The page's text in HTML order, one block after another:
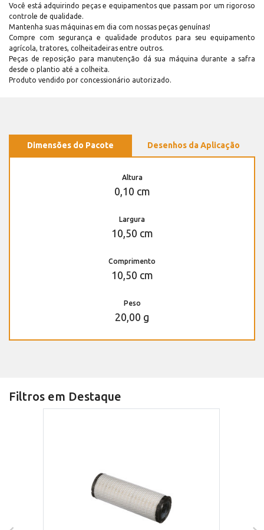
Você está adquirindo peças e equipamentos que passam por um rigoroso
controle de qualidade.
Mantenha suas máquinas em dia com nossas peças genuínas!
Compre com segurança e qualidade produtos para seu equipamento
agrícola, tratores, colheitadeiras entre outros.
Peças de reposição para manutenção dá sua máquina durante a safra
desde o plantio até a colheita.
Produto vendido por concessionário autorizado.
Dimensões do Pacote Desenhos da Aplicação
Altura
0,10 cm
Largura
10,50 cm
Comprimento
10,50 cm
Peso
20,00 g
Filtros em Destaque